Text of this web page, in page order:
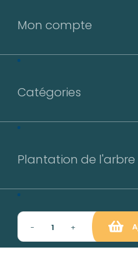
− +
Mon compte
Catégories
Plantation de l'arbre
Contact